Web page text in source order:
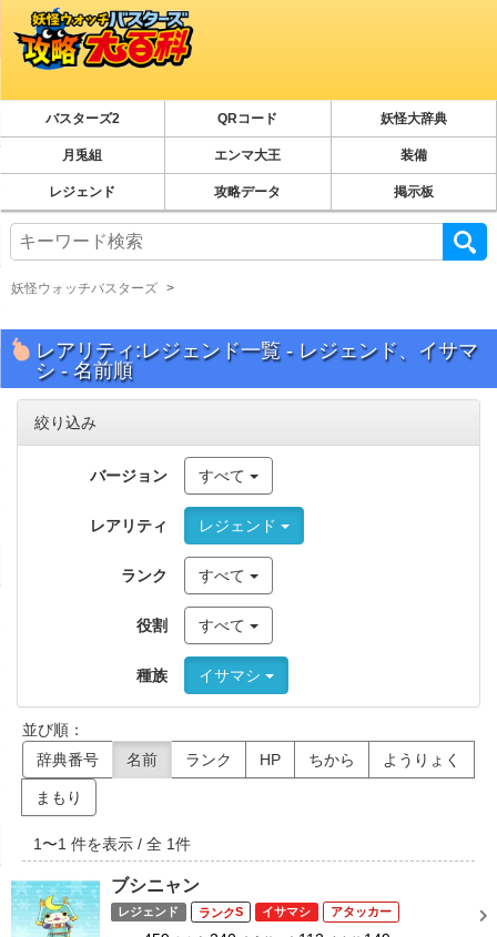
バスターズ2 QRコード 妖怪大辞典
月兎組 エンマ大王 装備
レジェンド 攻略データ 掲示板
妖怪ウォッチバスターズ
レアリティ:レジェンド一覧 - レジェンド、イサマ
シ - 名前順
絞り込み
バージョン すべて
レアリティ レジェンド
ランク すべて
役割 すべて
種族 イサマシ
並び順：
辞典番号
名前 ランク HP ちから ようりょく
まもり
1 〜1 件を表示 / 全 1件
ブシニャン
レジェンド S イサマシ アタッカー